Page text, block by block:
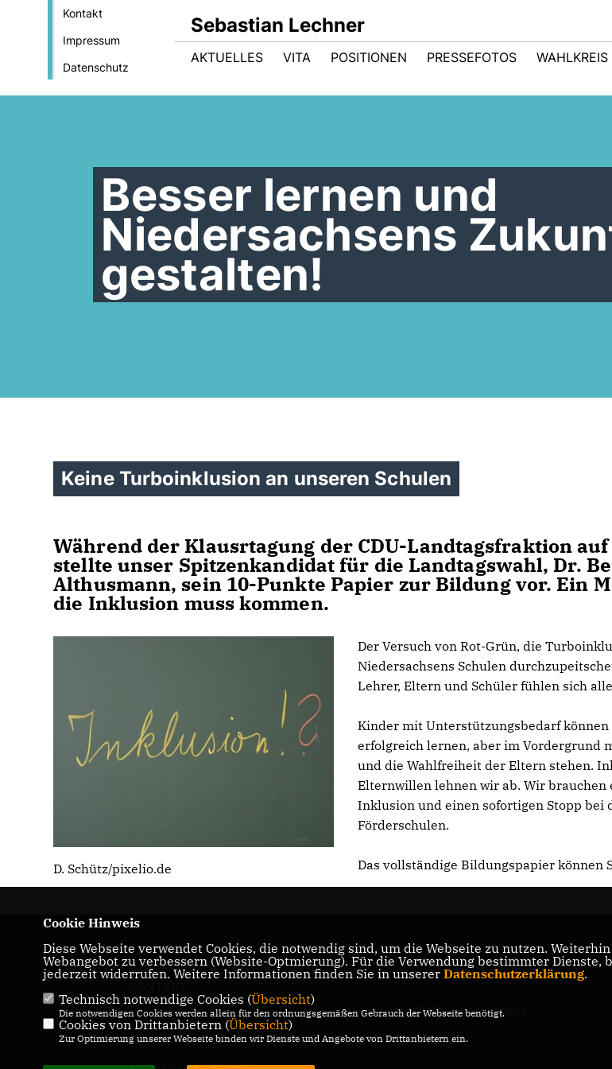
Kontakt
Impressum
Datenschutz
Sebastian Lechner
AKTUELLES VITA POSITIONEN PRESSEFOTOS WAHLKREIS
Besser lernen und
Niedersachsens
gestalten!
Keine Turboinklusion an unseren Schulen
Während der Klausrtagung der CDU-Landtagsfraktion
stellte unser Spitzenkandidat für die Landtagswahl, Dr.
Althusmann, sein 10-Punkte Papier zur Bildung vor. Ein
die Inklusion muss kommen.
D. Schütz/pixelio.de
Der Versuch von Rot-Grün, die
Niedersachsens Schulen
Lehrer, Eltern und Schüler fühlen sich
Kinder mit Unterstützungsbedarf können
erfolgreich lernen, aber im Vordergrund
und die Wahlfreiheit der Eltern stehen.
Elternwillen lehnen wir ab. Wir brauchen
Inklusion und einen sofortigen Stopp bei
Förderschulen.
Das vollständige Bildungspapier können
IMPRESSUM
DATENSCHUTZ
CDU Niedersachsen
CDU Deutschlands
Cookie Hinweis
Diese Webseite verwendet Cookies, die notwendig sind, um die Webseite zu nutzen.
Webangebot zu verbessern (Website-Optmierung). Für die Verwendung bestimmter
jederzeit widerrufen. Weitere Informationen finden Sie in unserer Datenschutzerklärung.
Technisch notwendige Cookies (Übersicht)
Die notwendigen Cookies werden allein für den ordnungsgemäßen Gebrauch der Webseite benötigt.
Cookies von Drittanbietern (Übersicht)
Zur Optimierung unserer Webseite binden wir Dienste und Angebote von Drittanbietern ein.